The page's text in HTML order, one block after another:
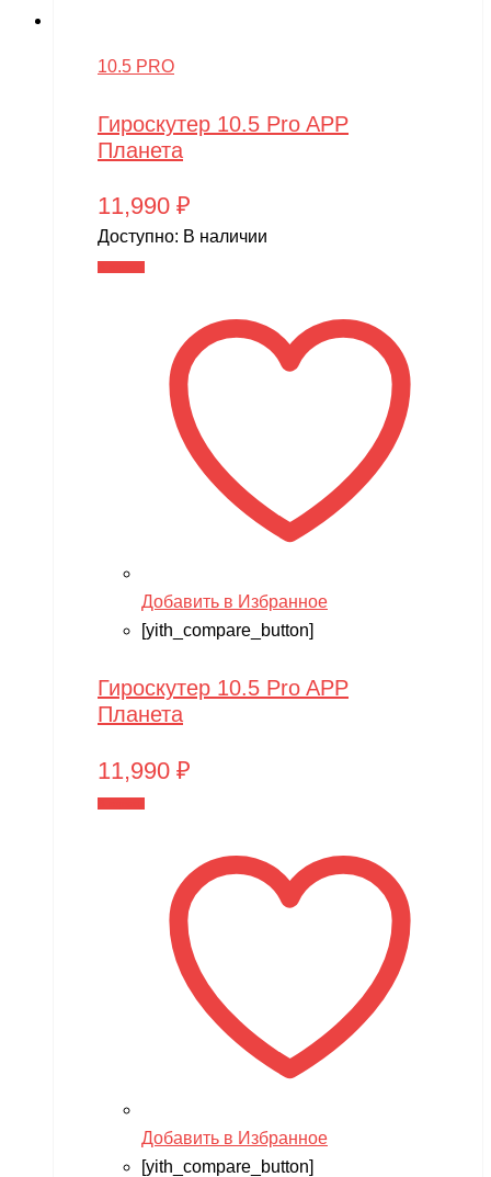
10.5 PRO
Гироскутер 10.5 Pro APP
Планета
11,990 ₽
Доступно: В наличии
Добавить в Избранное
[yith_compare_button]
Гироскутер 10.5 Pro APP
Планета
11,990 ₽
Добавить в Избранное
[yith_compare_button]